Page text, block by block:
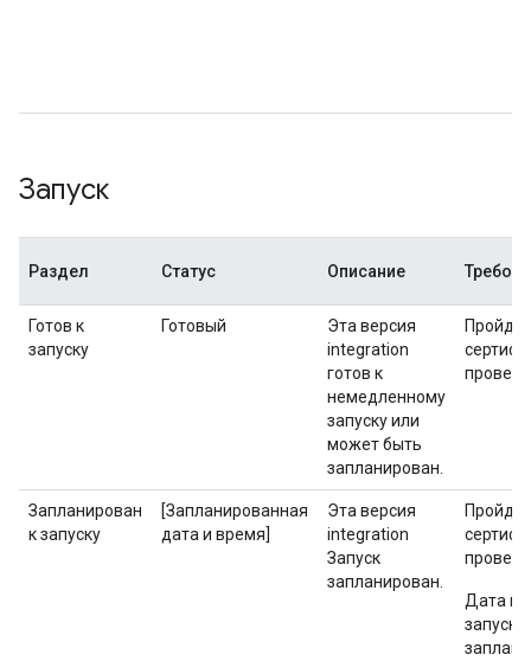
Запуск
Раздел Статус Описание
Готов к
запуску
Готовый
Эта версия
integration
готов к
немедленному
запуску или
может быть
запланирован.
Запланирован
к запуску
[Запланированная
дата и время]
Эта версия
integration
Запуск
запланирован.
Дата и